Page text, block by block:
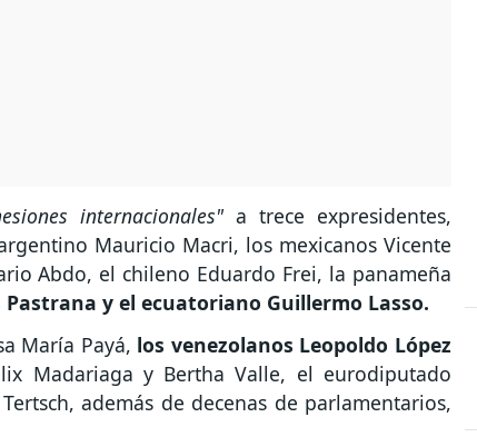
internacionales"a trece expresidentes,
Mauricio Macri, los mexicanos Vicente
Abdo, el chileno Eduardo Frei, la panameña
Pastrana y el ecuatoriano Guillermo Lasso.
María Payá, los venezolanos Leopoldo López
Madariaga y Bertha Valle, el eurodiputado
además de decenas de parlamentarios,